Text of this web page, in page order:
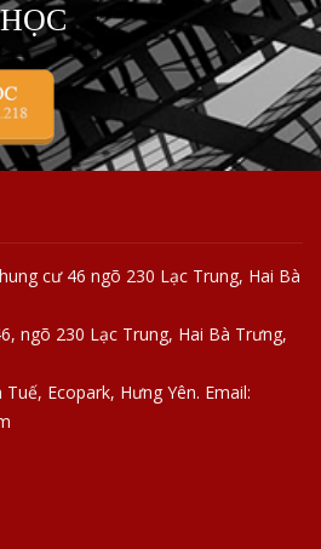
cư 46 ngõ 230 Lạc Trung, Hai Bà
ngõ 230 Lạc Trung, Hai Bà Trưng,
Ecopark, Hưng Yên. Email: